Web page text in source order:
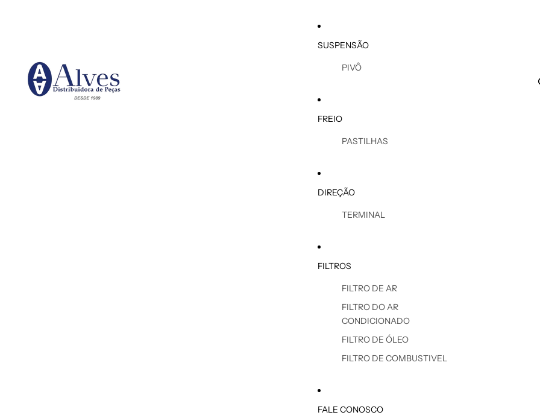
SUSPENSÃO
PIVÔ
FREIO
PASTILHAS
DIREÇÃO
TERMINAL
FILTROS
FILTRO DE AR
FILTRO DO AR
CONDICIONADO
FILTRO DE ÓLEO
FILTRO DE COMBUSTIVEL
FALE CONOSCO